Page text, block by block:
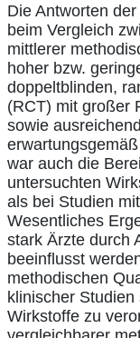
Die Antworten
beim Vergleich
mittlerer
hoher bzw.
doppeltblinden,
(RCT) mit großer
sowie
war auch die
untersuchten
als bei Studien
Wesentliches
stark Ärzte durch
beeinflusst
methodischen
klinischer
Wirkstoffe zu